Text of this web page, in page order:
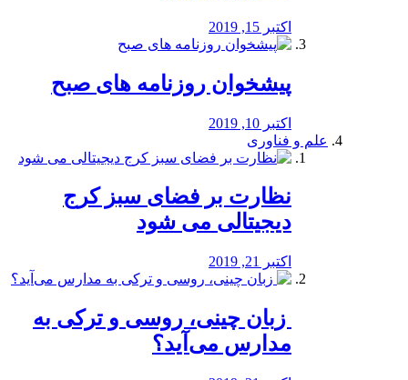
اکتبر 15, 2019
پیشخوان روزنامه های صبح
اکتبر 10, 2019
علم و فناوری
نظارت بر فضای سبز کرج
دیجیتالی می شود
اکتبر 21, 2019
️ زبان چینی، روسی و ترکی به
مدارس می‌آید؟